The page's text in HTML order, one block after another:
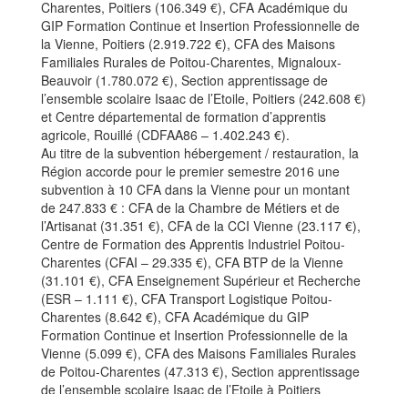
Charentes, Poitiers (106.349 €), CFA Académique du
GIP Formation Continue et Insertion Professionnelle de
la Vienne, Poitiers (2.919.722 €), CFA des Maisons
Familiales Rurales de Poitou-Charentes, Mignaloux-
Beauvoir (1.780.072 €), Section apprentissage de
l’ensemble scolaire Isaac de l’Etoile, Poitiers (242.608 €)
et Centre départemental de formation d’apprentis
agricole, Rouillé (CDFAA86 – 1.402.243 €).
Au titre de la subvention hébergement / restauration, la
Région accorde pour le premier semestre 2016 une
subvention à 10 CFA dans la Vienne pour un montant
de 247.833 € : CFA de la Chambre de Métiers et de
l’Artisanat (31.351 €), CFA de la CCI Vienne (23.117 €),
Centre de Formation des Apprentis Industriel Poitou-
Charentes (CFAI – 29.335 €), CFA BTP de la Vienne
(31.101 €), CFA Enseignement Supérieur et Recherche
(ESR – 1.111 €), CFA Transport Logistique Poitou-
Charentes (8.642 €), CFA Académique du GIP
Formation Continue et Insertion Professionnelle de la
Vienne (5.099 €), CFA des Maisons Familiales Rurales
de Poitou-Charentes (47.313 €), Section apprentissage
de l’ensemble scolaire Isaac de l’Etoile à Poitiers